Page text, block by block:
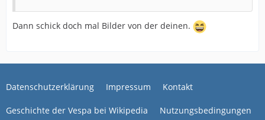
Dann schick doch mal Bilder von der deinen.
Datenschutzerklärung Impressum Kontakt
Geschichte der Vespa bei Wikipedia Nutzungsbedingungen